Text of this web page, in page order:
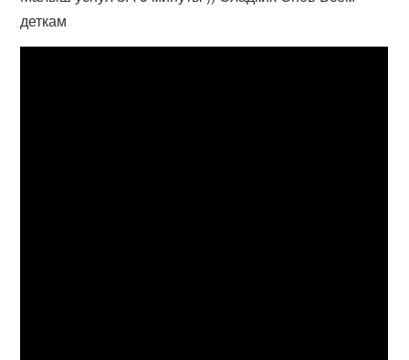
деткам